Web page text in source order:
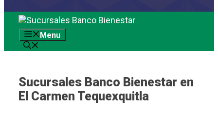
Saltar
contenidoMenu
Sucursales Banco Bienestar en
El Carmen Tequexquitla